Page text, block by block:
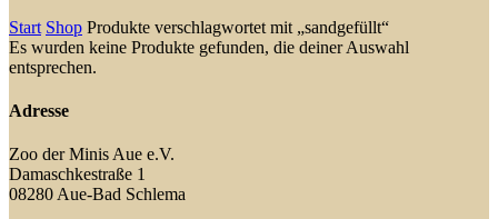
Start Shop Produkte verschlagwortet mit „sandgefüllt“
Es wurden keine Produkte gefunden, die deiner Auswahl
entsprechen.
Adresse
Zoo der Minis Aue e.V.
Damaschkestraße 1
08280 Aue-Bad Schlema